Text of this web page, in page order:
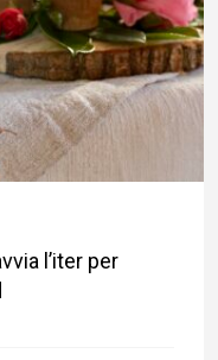
l’iter per